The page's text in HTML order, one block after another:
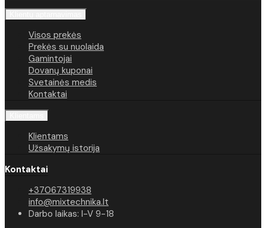
Visos prekės
Prekės su nuolaida
Gamintojai
Dovanų kuponai
Svetainės medis
Kontaktai
Klientams
Užsakymų istorija
Kontaktai
+37067319938
info@mixtechnika.lt
Darbo laikas: I-V 9-18